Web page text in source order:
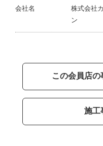
会社名
株式会社
ン
この会員店
施工